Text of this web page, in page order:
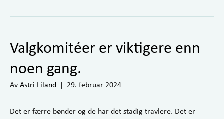
Valgkomitéer er viktigere enn
noen gang.
AvAstri Liland | 29. februar 2024
Det er færre bønder og de har det stadig travlere. Det er